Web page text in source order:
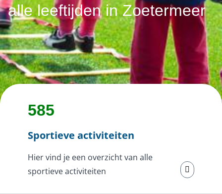
alle leeftijden in Zoetermeer
585
Sportieve activiteiten
Hier vind je een overzicht van alle
sportieve activiteiten